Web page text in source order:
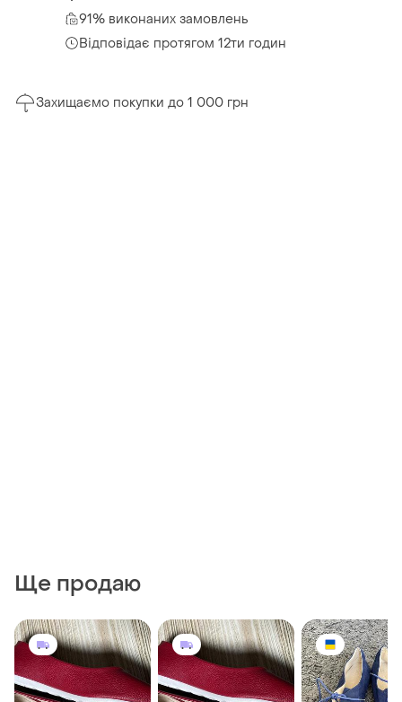
91% виконаних замовлень
Відповідає протягом 12ти годин
Захищаємо покупки до 1 000 грн
Ще продаю